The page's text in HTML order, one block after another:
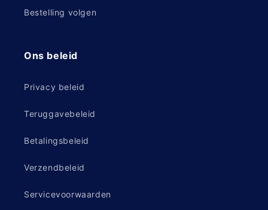
Bestelling volgen
Ons beleid
Privacy beleid
Teruggavebeleid
Betalingsbeleid
Verzendbeleid
Servicevoorwaarden